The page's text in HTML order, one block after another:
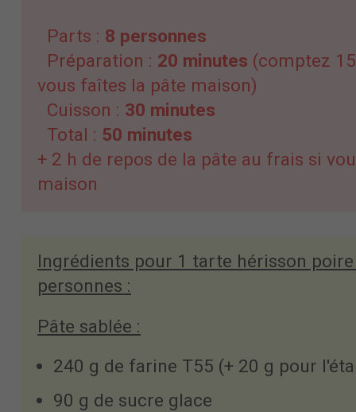
Parts : 8 personnes
Préparation : 20 minutes (comptez
vous faîtes la pâte maison)
Cuisson : 30 minutes
Total : 50 minutes
+ 2 h de repos de la pâte au frais si
maison
Ingrédients pour 1 tarte hérisson
personnes :
Pâte sablée :
240 g de farine T55 (+ 20 g pour
90 g de sucre glace